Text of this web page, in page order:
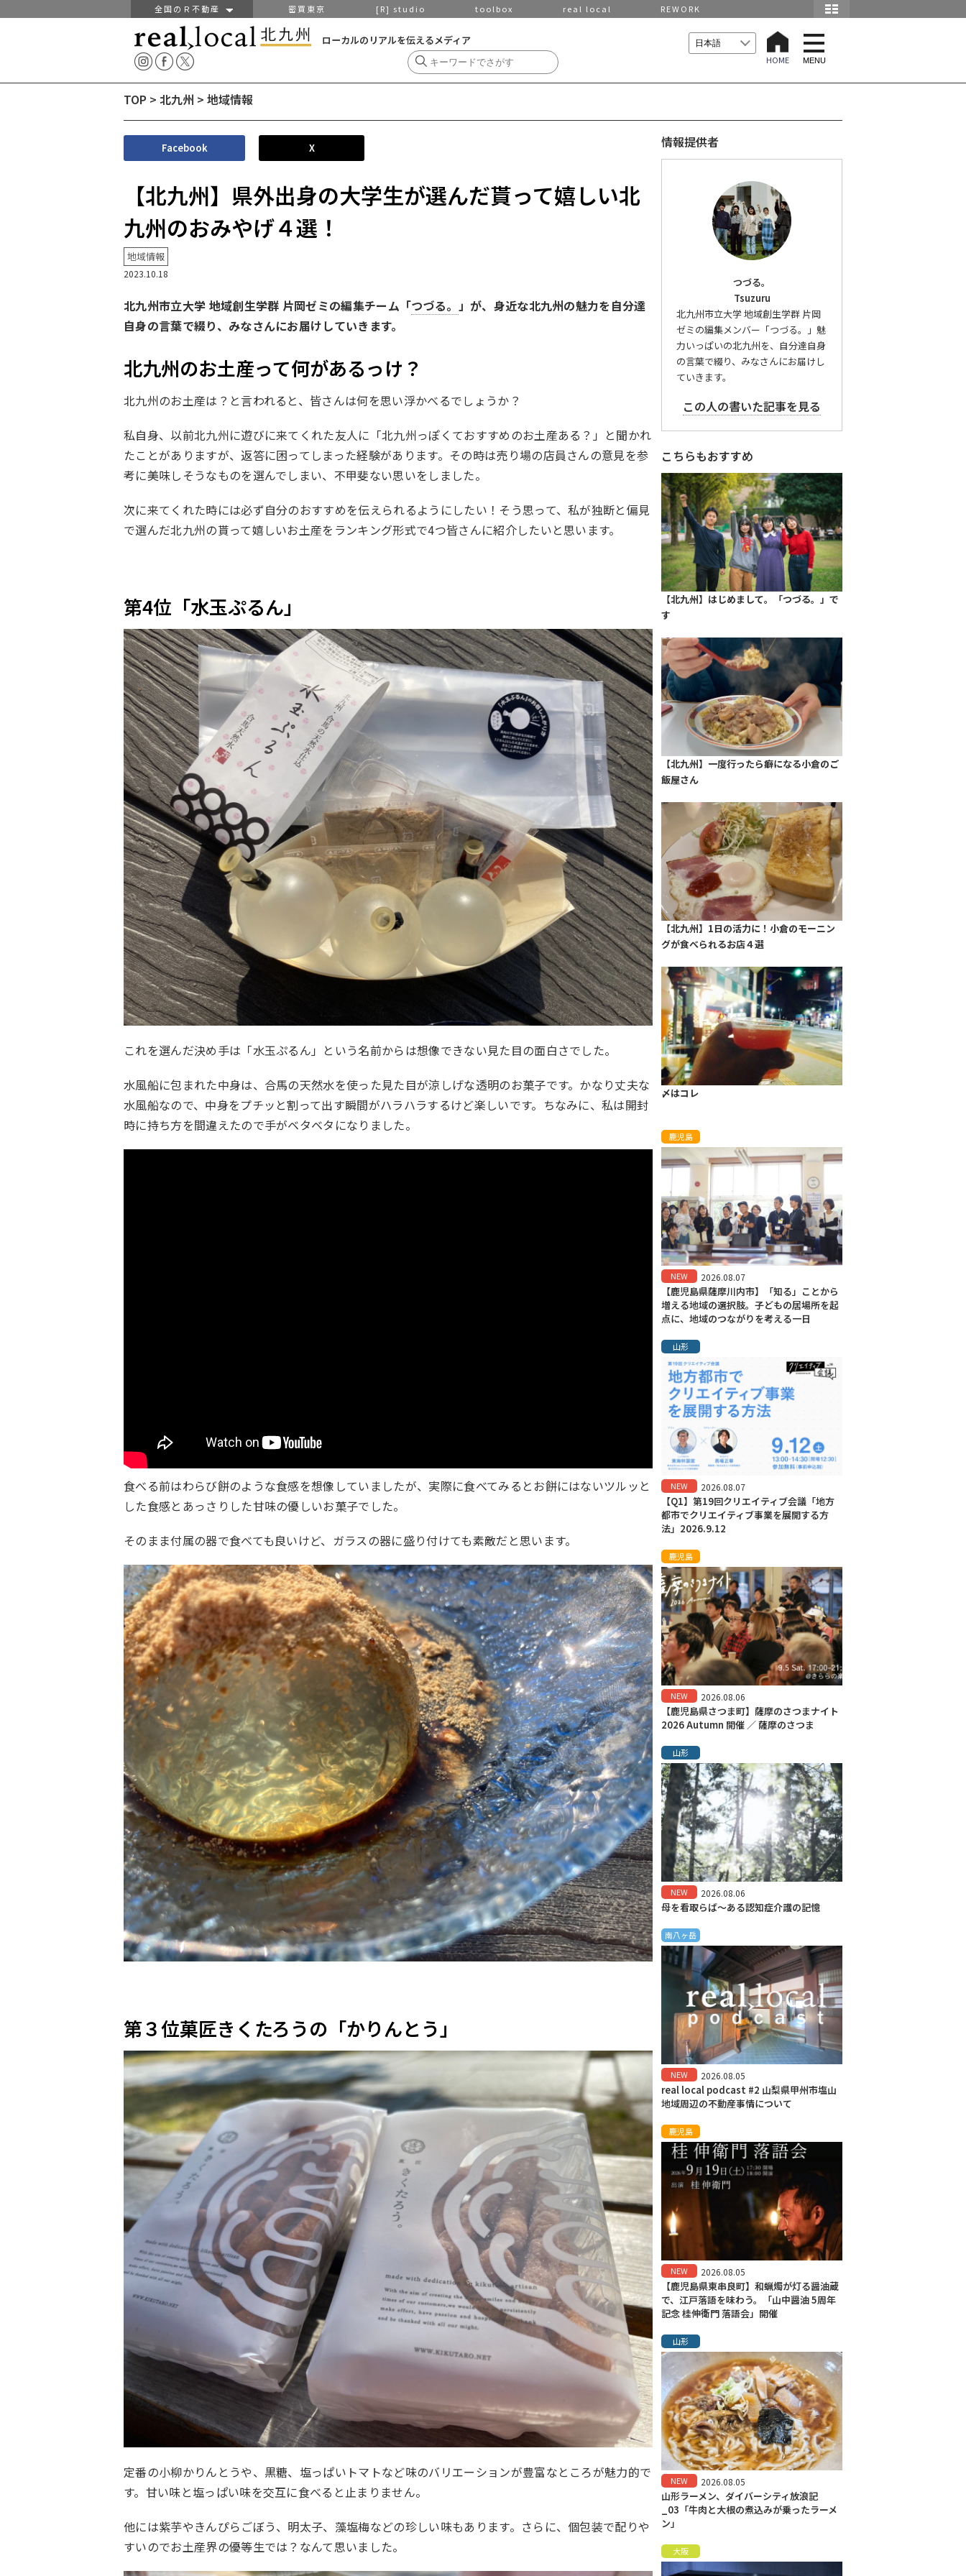
全国のＲ不動産 密買東京 [R] studio toolbox real local REWORK
ローカルのリアルを伝えるメディア
HOME
t
o
g
l
a
MENU
TOP > 北九州 > 地域情報
Facebook X
【北九州】県外出身の大学生が選んだ貰って嬉しい北
九州のおみやげ４選！
地域情報
2023.10.18
北九州市立大学 地域創生学群 片岡ゼミの編集チーム「つづる。
」が、身近な北九州の魅力を自分達
自身の言葉で綴り、みなさんにお届けしていきます。
北九州のお土産って何があるっけ？
北九州のお土産は？と言われると、皆さんは何を思い浮かべるでしょうか？
私自身、以前北九州に遊びに来てくれた友人に「北九州っぽくておすすめのお土産ある？」と聞かれ
たことがありますが、返答に困ってしまった経験があります。その時は売り場の店員さんの意見を参
考に美味しそうなものを選んでしまい、不甲斐ない思いをしました。
次に来てくれた時には必ず自分のおすすめを伝えられるようにしたい！そう思って、私が独断と偏見
で選んだ北九州の貰って嬉しいお土産をランキング形式で4つ皆さんに紹介したいと思います。
第4位「水玉ぷるん」
これを選んだ決め手は「水玉ぷるん」という名前からは想像できない見た目の面白さでした。
水風船に包まれた中身は、合馬の天然水を使った見た目が涼しげな透明のお菓子です。かなり丈夫な
水風船なので、中身をプチッと割って出す瞬間がハラハラするけど楽しいです。ちなみに、私は開封
時に持ち方を間違えたので手がベタベタになりました。
食べる前はわらび餅のような食感を想像していましたが、実際に食べてみるとお餅にはないツルッと
した食感とあっさりした甘味の優しいお菓子でした。
そのまま付属の器で食べても良いけど、ガラスの器に盛り付けても素敵だと思います。
第３位菓匠きくたろうの「かりんとう」
定番の小柳かりんとうや、黒糖、塩っぱいトマトなど味のバリエーションが豊富なところが魅力的で
す。甘い味と塩っぱい味を交互に食べると止まりません。
他には紫芋やきんぴらごぼう、明太子、藻塩梅などの珍しい味もあります。さらに、個包装で配りや
すいのでお土産界の優等生では？なんて思いました。
情報提供者
つづる。
Tsuzuru
北九州市立大学 地域創生学群 片岡
ゼミの編集メンバー「つづる。」魅
力いっぱいの北九州を、自分達自身
の言葉で綴り、みなさんにお届けし
ていきます。
この人の書いた記事を見る
こちらもおすすめ
【北九州】はじめまして。「つづる。」で
す
【北九州】一度行ったら癖になる小倉のご
飯屋さん
【北九州】1日の活力に！小倉のモーニン
グが食べられるお店４選
〆はコレ
鹿児島
NEW 2026.08.07
【鹿児島県薩摩川内市】「知る」ことから
増える地域の選択肢。子どもの居場所を起
点に、地域のつながりを考える一日
山形
NEW 2026.08.07
【Q1】第19回クリエイティブ会議「地方
都市でクリエイティブ事業を展開する方
法」2026.9.12
鹿児島
NEW 2026.08.06
【鹿児島県さつま町】薩摩のさつまナイト
2026 Autumn 開催 ／ 薩摩のさつま
山形
NEW 2026.08.06
母を看取らば～ある認知症介護の記憶
南八ヶ岳
NEW 2026.08.05
real local podcast #2 山梨県甲州市塩山
地域周辺の不動産事情について
鹿児島
NEW 2026.08.05
【鹿児島県東串良町】和蝋燭が灯る醤油蔵
で、江戸落語を味わう。「山中醤油 5周年
記念 桂伸衛門 落語会」開催
山形
NEW 2026.08.05
山形ラーメン、ダイバーシティ放浪記
_03「牛肉と大根の煮込みが乗ったラーメ
ン」
大阪